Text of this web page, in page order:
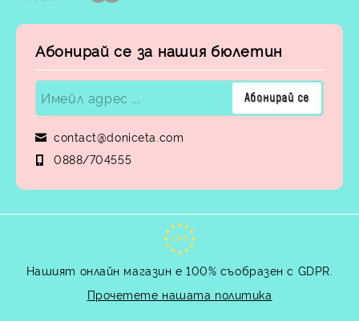
Абонирай се за нашия бюлетин
contact@doniceta.com
0888/704555
GDPR
Нашият онлайн магазин е 100% съобразен с GDPR.
Прочетете нашата политика